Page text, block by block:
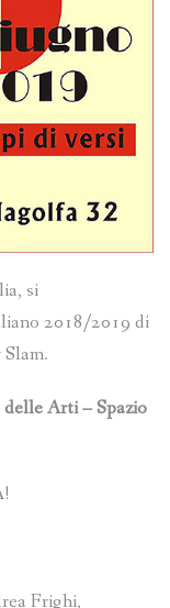
si
2018/2019 di
Arti – Spazio
Frighi,